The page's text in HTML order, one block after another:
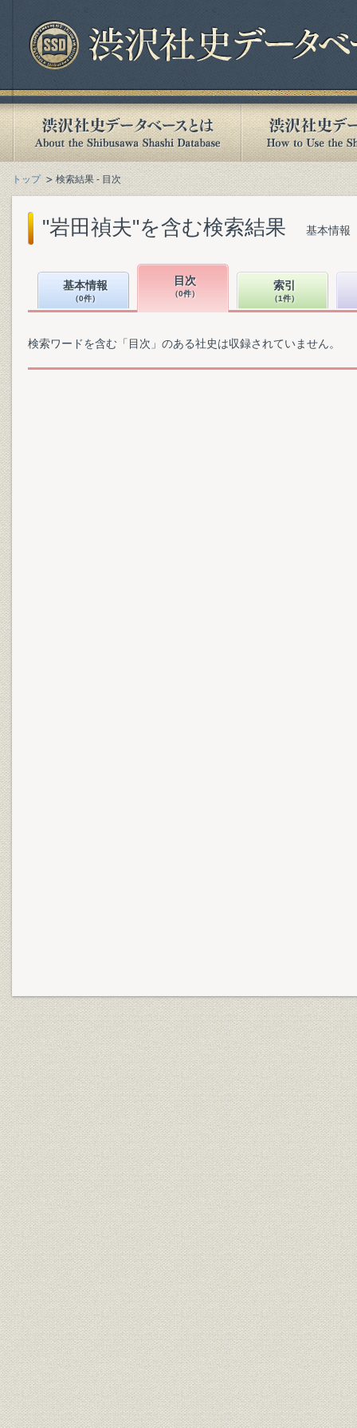
トップ 検索結果 - 目次
"岩田禎夫"を含む検索結果 基本情報
基本情報
（0件）
目次
（0件）
索引
（1件）
検索ワードを含む「目次」のある社史は収録されていません。